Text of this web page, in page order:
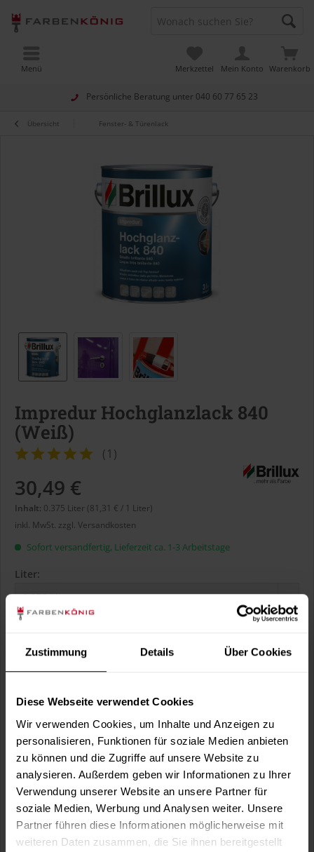
Zustimmung Details Über Cookies
Diese Webseite verwendet Cookies
Wir verwenden Cookies, um Inhalte und Anzeigen zu
personalisieren, Funktionen für soziale Medien anbieten
zu können und die Zugriffe auf unsere Website zu
analysieren. Außerdem geben wir Informationen zu Ihrer
Verwendung unserer Website an unsere Partner für
soziale Medien, Werbung und Analysen weiter. Unsere
Partner führen diese Informationen möglicherweise mit
weiteren Daten zusammen, die Sie ihnen bereitgestellt
Persönliche Beratung unter 040 60 77 65 23
Warenkorb
Merkzettel Mein Konto
Menü
Übersicht Fenster- & Türenlack
Impredur Hochglanzlack 840
(Weiß)
(1 )
30,49 €
Inhalt: 0.375 Liter (81,31 € / 1 Liter)
inkl. MwSt. zzgl. Versandkosten
Sofort versandfertig, Lieferzeit ca. 1-3 Arbeitstage
Liter:
Wie viele m² wollen Sie bearbeiten?
m²
In den Warenkorb
Merken Fragen zum Artikel?
Artikel-Nr.: BX0840WEISS